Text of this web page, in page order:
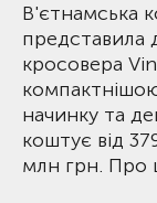
В'єтнамська
представила
кросовера
начинку та
коштує від
млн грн. Про